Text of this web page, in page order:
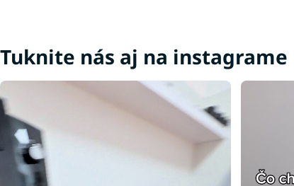
Tuknite nás aj na instagrame